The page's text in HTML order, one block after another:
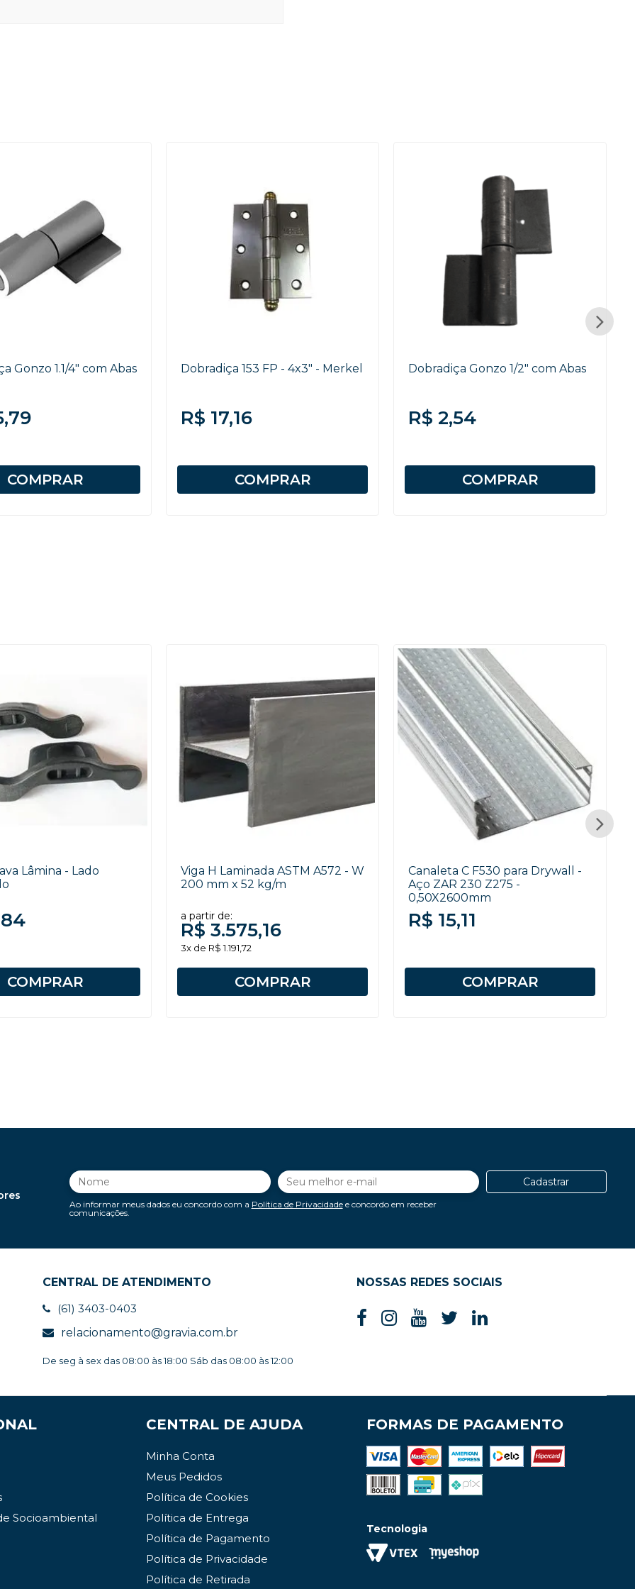
Gonzo 1.1/4" com Abas
COMPRAR
Dobradiça 153 FP - 4x3" - Merkel
R$ 17,16
COMPRAR
Dobradiça Gonzo 1/2" com Abas
R$ 2,54
COMPRAR
Lâmina - Lado
COMPRAR
Viga H Laminada ASTM A572 - W
200 mm x 52 kg/m
a partir de:
R$ 3.575,16
3x de R$ 1.191,72
COMPRAR
Canaleta C F530 para Drywall -
Aço ZAR 230 Z275 -
0,50X2600mm
R$ 15,11
COMPRAR
Ao informar meus dados eu concordo com a Política de Privacidadee concordo em receber
comunicações.
Cadastrar
CENTRAL DE ATENDIMENTO
(61) 3403-0403
relacionamento@gravia.com.br
De seg à sex das 08:00 às 18:00 Sáb das 08:00 às 12:00
NOSSAS REDES SOCIAIS
Socioambiental
CENTRAL DE AJUDA
Minha Conta
Meus Pedidos
Política de Cookies
Política de Entrega
Política de Pagamento
Política de Privacidade
Política de Retirada
FORMAS DE PAGAMENTO
Tecnologia